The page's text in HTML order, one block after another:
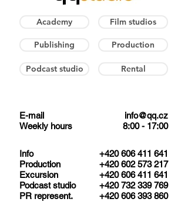
Academy
Publishing
Podcast studio
Film studios
Production
Rental
E-mail
Weekly hours
info@qq.cz
8:00 - 17:00
​Info
Production
Excursion
Podcast studio
PR represent.
+420 606 411 641
+420 602 573 217
+420 606 411 641
+420 732 339 769
+420 606 393 860​